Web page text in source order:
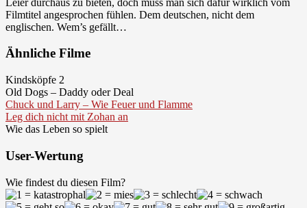
Filmtitel angesprochen fühlen. Dem deutschen, nicht dem
englischen. Wem’s gefällt…
Ähnliche Filme
Kindsköpfe 2
Old Dogs – Daddy oder Deal
Chuck und Larry – Wie Feuer und Flamme
Leg dich nicht mit Zohan an
Wie das Leben so spielt
User-Wertung
Wie findest du diesen Film?